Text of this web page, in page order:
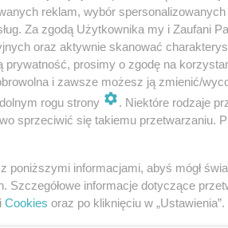
reklam, wybór
Za zgodą Użytkownika my i Zaufani
oraz aktywnie skanować
prywatność, prosimy o zgodę na
i zawsze możesz ją zmienić/
rogu strony
. Niektóre rodzaje
sprzeciwić się takiemu przetwarzaniu.
poniższymi informacjami, abyś mógł
Szczegółowe informacje dotyczące
i Cookies oraz po kliknięciu w „Ustawienia”.